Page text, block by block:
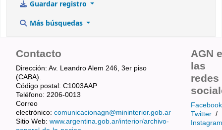
Guardar registro
Más búsquedas
Contacto
Dirección: Av. Leandro Alem 246, 3er piso
(CABA).
Código postal: C1003AAP
Teléfono: 2206-0013
Correo
electrónico: comunicacionagn@mininterior.gob.ar
Sitio Web: www.argentina.gob.ar/interior/archivo-
AGN
las
redes
Facebook
Twitter /
Instagram